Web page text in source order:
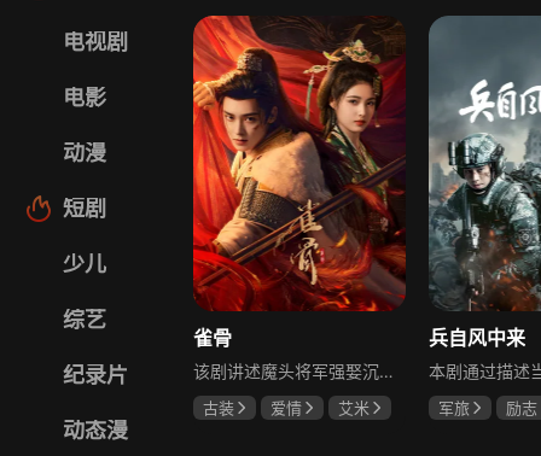
电视剧
电影
动漫
短剧
少儿
综艺
纪录片
动态漫
雀骨
该剧讲述魔头将军强娶沉迷机关术的财迷假千金，两人从契约夫妻起步，在生死局中互扒马甲，爱意与杀意交织共生。过程中他们揭露朝堂阴谋，破解生死乱局，最终共同守护家国太平，融合了权谋、爱情、冒险等多重元素，情节跌宕起伏。
古装 爱情
艾米
兵自风中来
军旅
励志